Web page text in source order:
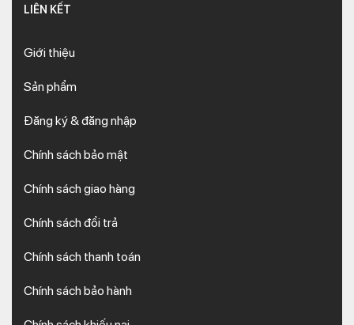
LIÊN KẾT
Giới thiệu
Sản phẩm
Đăng ký & đăng nhập
Chính sách bảo mật
Chính sách giao hàng
Chính sách đổi trả
Chính sách thanh toán
Chính sách bảo hành